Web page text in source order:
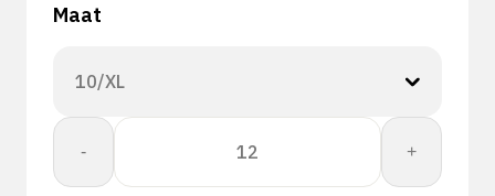
Maat
-
Waterdichte
werkhandschoen
|
+